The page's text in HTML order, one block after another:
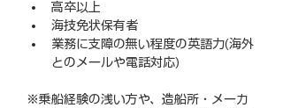
高卒以上
海技免状保有者
業務に支障の無い程度の英語力(海外
とのメールや電話対応)
※乗船経験の浅い方や、造船所・メーカ